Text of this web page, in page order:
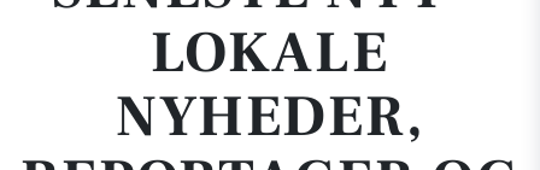
LOKALE
NYHEDER,